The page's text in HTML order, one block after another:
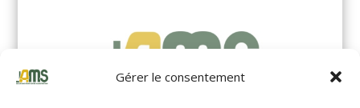
Gérer le consentement